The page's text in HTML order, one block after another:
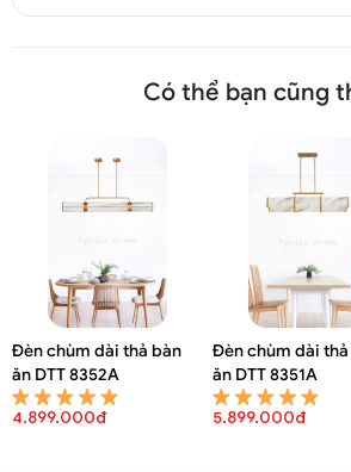
Có thể bạn cũng
Đèn chùm dài thả bàn
ăn DTT 8352A
4.899.000đ
Đèn chùm dài
ăn DTT 8351A
5.899.000đ